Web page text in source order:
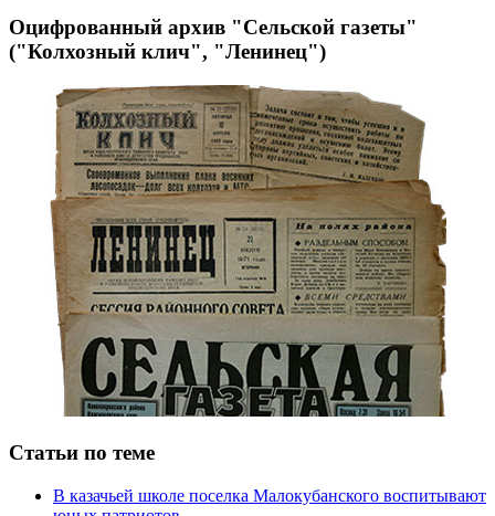
Оцифрованный архив "Сельской газеты"
("Колхозный клич", "Ленинец")
Статьи по теме
В казачьей школе поселка Малокубанского воспитывают